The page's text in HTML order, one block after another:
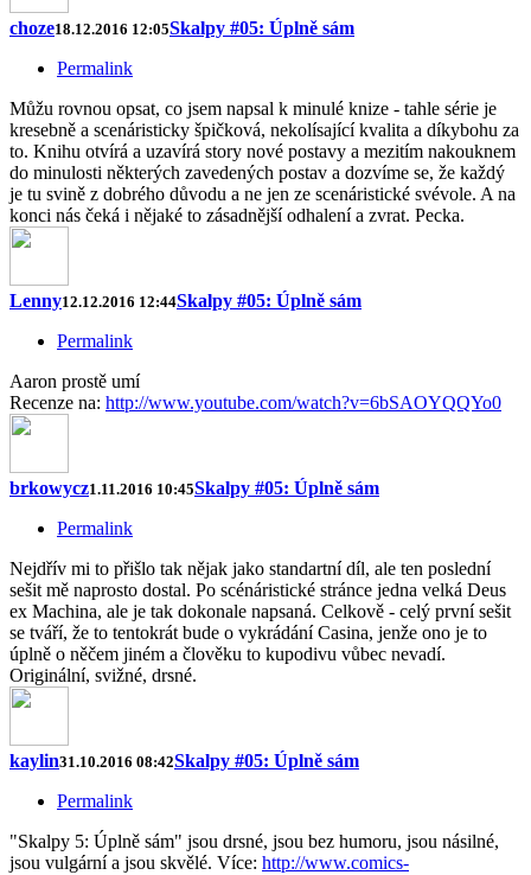
choze18.12.2016 12:05Skalpy #05: Úplně sám
Permalink
Můžu rovnou opsat, co jsem napsal k minulé knize - tahle série je
kresebně a scenáristicky špičková, nekolísající kvalita a díkybohu za
to. Knihu otvírá a uzavírá story nové postavy a mezitím nakouknem
do minulosti některých zavedených postav a dozvíme se, že každý
je tu svině z dobrého důvodu a ne jen ze scenáristické svévole. A na
konci nás čeká i nějaké to zásadnější odhalení a zvrat. Pecka.
Lenny12.12.2016 12:44Skalpy #05: Úplně sám
Permalink
Aaron prostě umí
Recenze na: http://www.youtube.com/watch?v=6bSAOYQQYo0
brkowycz1.11.2016 10:45Skalpy #05: Úplně sám
Permalink
Nejdřív mi to přišlo tak nějak jako standartní díl, ale ten poslední
sešit mě naprosto dostal. Po scénáristické stránce jedna velká Deus
ex Machina, ale je tak dokonale napsaná. Celkově - celý první sešit
se tváří, že to tentokrát bude o vykrádání Casina, jenže ono je to
úplně o něčem jiném a člověku to kupodivu vůbec nevadí.
Originální, svižné, drsné.
kaylin31.10.2016 08:42Skalpy #05: Úplně sám
Permalink
"Skalpy 5: Úplně sám" jsou drsné, jsou bez humoru, jsou násilné,
jsou vulgární a jsou skvělé. Více: http://www.comics-